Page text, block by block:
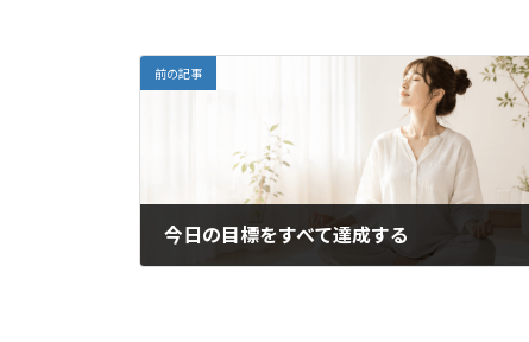
前の記事
今日の目標をすべて達成する